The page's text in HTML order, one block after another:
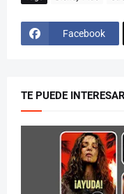
Facebook
TE PUEDE INTERESAR